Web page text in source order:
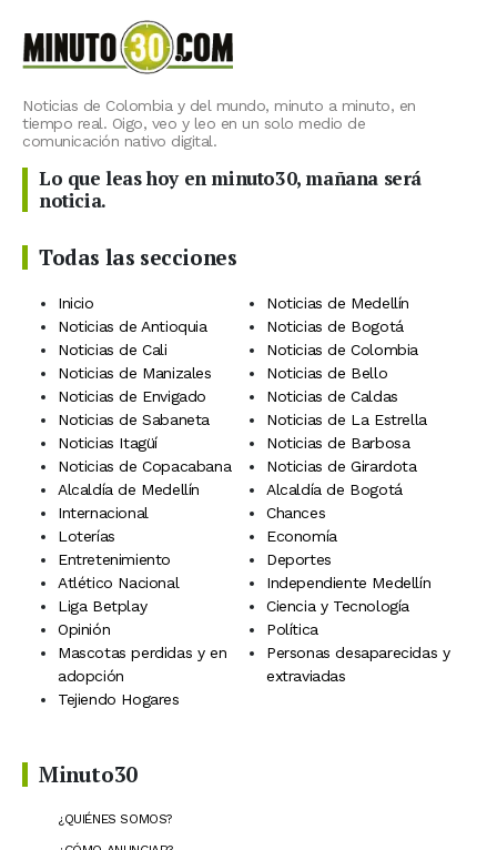
Noticias de Colombia y del mundo, minuto a minuto, en
tiempo real. Oigo, veo y leo en un solo medio de
comunicación nativo digital.
Lo que leas hoy en minuto30, mañana será
noticia.
Todas las secciones
Inicio
Noticias de Medellín
Noticias de Antioquia
Noticias de Bogotá
Noticias de Cali
Noticias de Colombia
Noticias de Manizales
Noticias de Bello
Noticias de Envigado
Noticias de Caldas
Noticias de Sabaneta
Noticias de La Estrella
Noticias Itagüí
Noticias de Barbosa
Noticias de Copacabana
Noticias de Girardota
Alcaldía de Medellín
Alcaldía de Bogotá
Internacional
Chances
Loterías
Economía
Entretenimiento
Deportes
Atlético Nacional
Independiente Medellín
Liga Betplay
Ciencia y Tecnología
Opinión
Política
Mascotas perdidas y en
adopción
Personas desaparecidas y
extraviadas
Tejiendo Hogares
Minuto30
¿QUIÉNES SOMOS?